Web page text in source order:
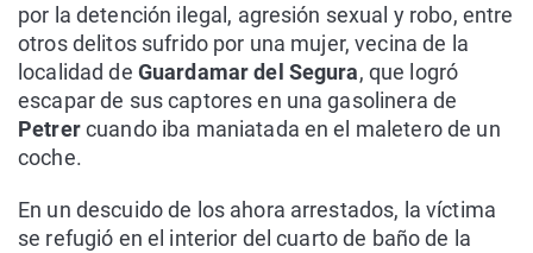
por la detención ilegal, agresión sexual y robo, entre
otros delitos sufrido por una mujer, vecina de la
localidad de Guardamar del Segura, que logró
escapar de sus captores en una gasolinera de
Petrercuando iba maniatada en el maletero de un
coche.
En un descuido de los ahora arrestados, la víctima
se refugió en el interior del cuarto de baño de la